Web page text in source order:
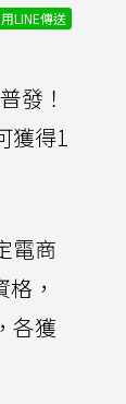
用LINE傳送
發！
獲得1
電商
，
各獲